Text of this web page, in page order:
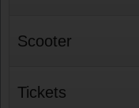
Scooter
Tickets